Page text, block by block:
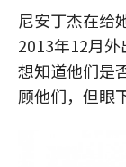
尼安丁杰在给
2013年12月
想知道他们是
顾他们，但眼